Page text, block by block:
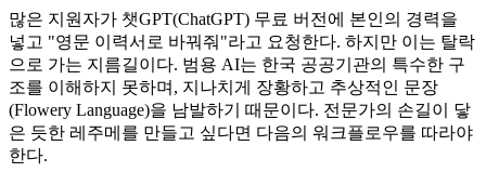
많은 지원자가 챗GPT(ChatGPT) 무료 버전에 본인의 경력을
넣고 "영문 이력서로 바꿔줘"라고 요청한다. 하지만 이는 탈락
으로 가는 지름길이다. 범용 AI는 한국 공공기관의 특수한 구
조를 이해하지 못하며, 지나치게 장황하고 추상적인 문장
(Flowery Language)을 남발하기 때문이다. 전문가의 손길이 닿
은 듯한 레주메를 만들고 싶다면 다음의 워크플로우를 따라야
한다.